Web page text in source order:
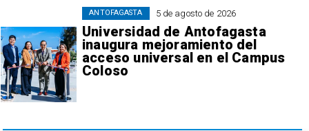
5 de agosto de 2026
Universidad de Antofagasta
inaugura mejoramiento del
acceso universal en el Campus
Coloso
ANTOFAGASTA